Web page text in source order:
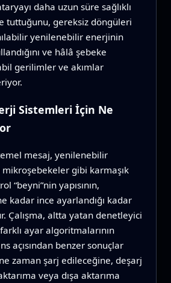
daha uzun süre sağlıklı
tuttuğunu, gereksiz döngüleri
yenilenebilir enerjinin
ve hâlâ şebeke
gerilimler ve akımlar
Sistemleri İçin Ne
mesaj, yenilenebilir
mikroşebekeler gibi karmaşık
“beyni”nin yapısının,
kadar ince ayarlandığı kadar
Çalışma, altta yatan denetleyici
ayar algoritmalarının
açısından benzer sonuçlar
zaman şarj edileceğine, deşarj
veya dışa aktarıma